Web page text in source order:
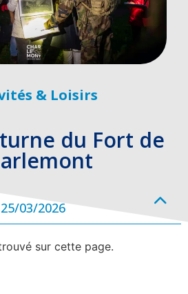
& Loisirs
du Fort de
25/03/2026
sur cette page.